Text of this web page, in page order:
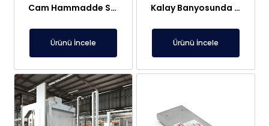
Cam Hammadde Sektörü İçin Askı Tipi Neodimyum Plaka Mıknatıs | Yüksek Gauss Manyetik Separatör
Ürünü İncele
Kalay Banyosunda Lineer Elektromıknatıs: Sıcaklık Homojenliği ve Oksit Temizleme
Ürünü İncele